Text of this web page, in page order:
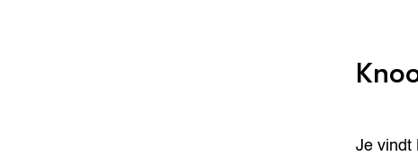
Je vindt